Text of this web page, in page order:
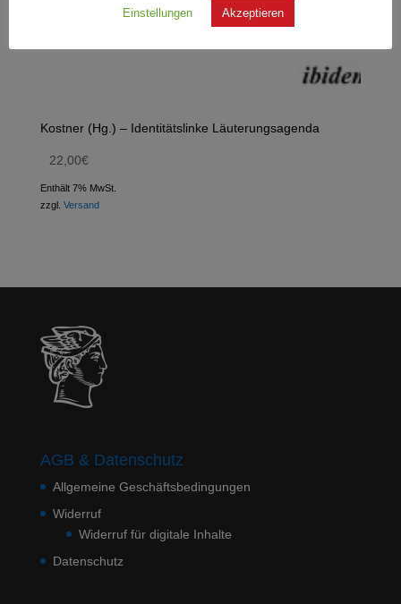
Kostner (Hg.) – Identitätslinke Läuterungsagenda
22,00€
Enthält 7% MwSt.
zzgl. Versand
AGB & Datenschutz
Allgemeine Geschäftsbedingungen
Widerruf
Widerruf für digitale Inhalte
Datenschutz
Einstellungen Akzeptieren